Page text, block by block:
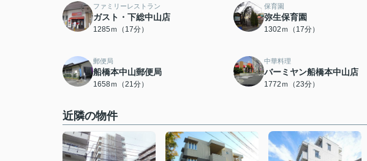
ファミリーレストラン
ガスト・下総中山店
1285ｍ（17分）
保育園
弥生保育園
1302ｍ（17分）
郵便局
船橋本中山郵便局
1658ｍ（21分）
中華料理
バーミヤン船橋本中山店
1772ｍ（23分）
近隣の物件